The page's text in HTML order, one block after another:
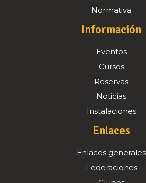
Normativa
Información
Eventos
Cursos
Reservas
Noticias
Instalaciones
Enlaces
Enlaces generales
Federaciones